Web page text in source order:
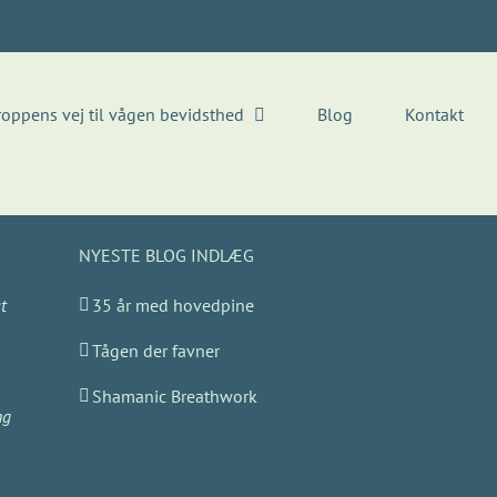
vej til vågen bevidsthed Blog Kontakt
NYESTE BLOG INDLÆG
35 år med hovedpine
Tågen der favner
Shamanic Breathwork